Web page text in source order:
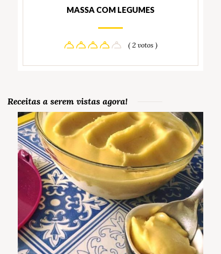
MASSA COM LEGUMES
( 2 votos )
Receitas a serem vistas agora!